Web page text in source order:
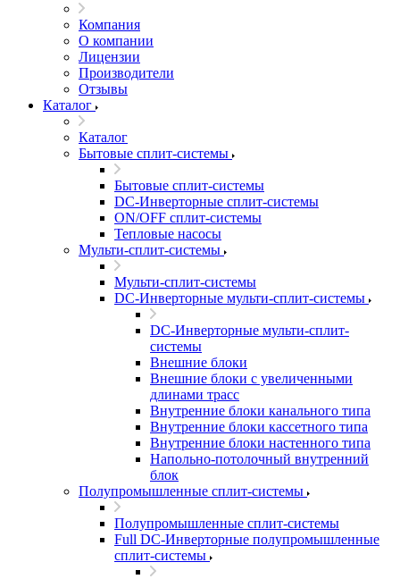
Компания
О компании
Лицензии
Производители
Отзывы
Каталог
Каталог
Бытовые сплит-системы
Бытовые сплит-системы
DC-Инверторные сплит-системы
ON/OFF сплит-системы
Тепловые насосы
Мульти-сплит-системы
Мульти-сплит-системы
DC-Инверторные мульти-сплит-системы
DC-Инверторные мульти-сплит-
системы
Внешние блоки
Внешние блоки с увеличенными
длинами трасс
Внутренние блоки канального типа
Внутренние блоки кассетного типа
Внутренние блоки настенного типа
Напольно-потолочный внутренний
блок
Полупромышленные сплит-системы
Полупромышленные сплит-системы
Full DC-Инверторные полупромышленные
сплит-системы